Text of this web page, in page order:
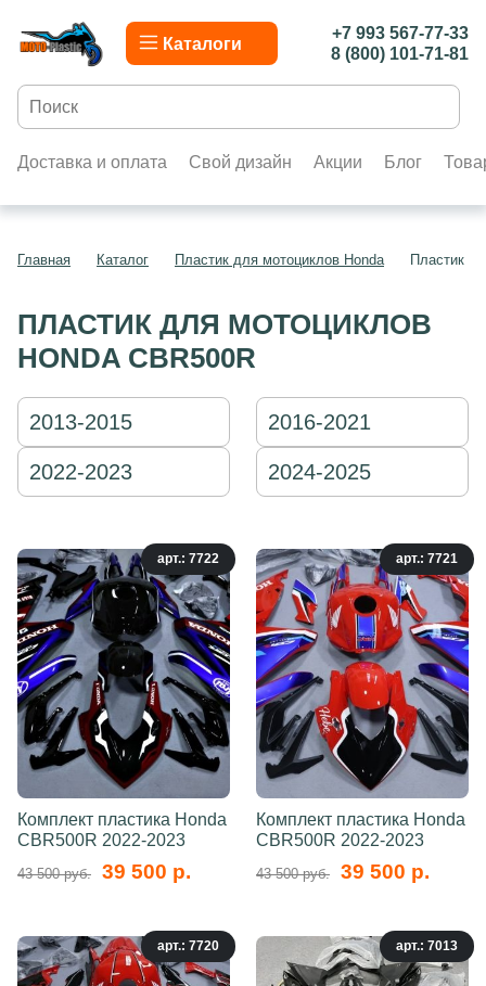
Каталоги
+7 993 567-77-33
8 (800) 101-71-81
Доставка и оплата Свой дизайн Акции Блог
Главная Каталог Пластик для мотоциклов Honda Пластик
ПЛАСТИК ДЛЯ МОТОЦИКЛОВ
HONDA CBR500R
2013-2015 2016-2021
2022-2023 2024-2025
арт.: 7722
Комплект пластика Honda
CBR500R 2022-2023
43 500 руб. 39 500 р.
арт.: 7721
Комплект пластика Honda
CBR500R 2022-2023
43 500 руб. 39 500 р.
арт.: 7720 арт.: 7013